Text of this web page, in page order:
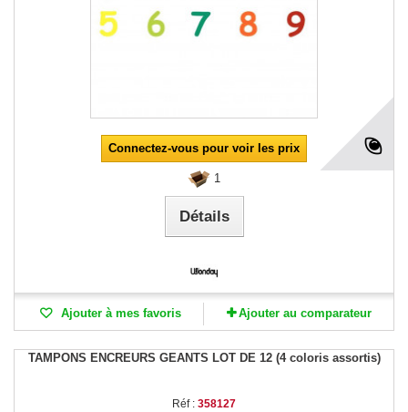
Connectez-vous pour voir les prix
1
Détails
Ajouter à mes favoris Ajouter au comparateur
TAMPONS ENCREURS GEANTS LOT DE 12 (4 coloris assortis)
Réf : 358127